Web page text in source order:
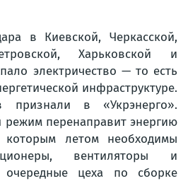
в Киевской, Черкасской,
Харьковской и
электричество — то есть
инфраструктуре.
признали в «Укрэнерго».
режим перенаправит энергию
летом необходимы
вентиляторы и
цеха по сборке